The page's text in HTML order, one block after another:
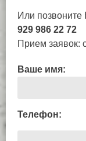
Или
929 986 22 72
Прием заявок:
Ваше имя:
Телефон: